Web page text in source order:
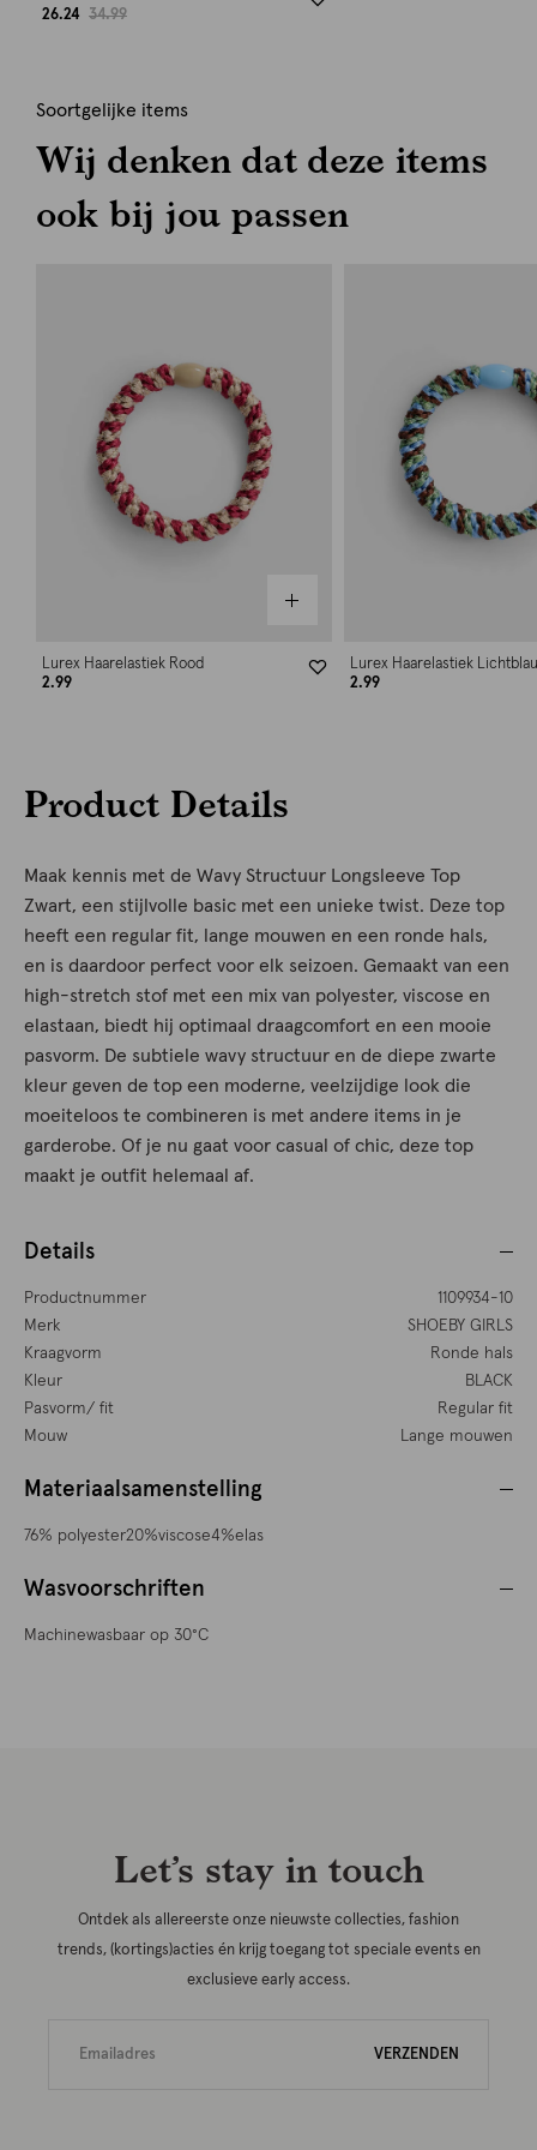
26.24
34.99
Soortgelijke items
Wij denken dat deze items
ook bij jou passen
Lurex Haarelastiek Rood
2.99
Lurex Haarelastiek
2.99
Product Details
Maak kennis met de Wavy Structuur Longsleeve Top
Zwart, een stijlvolle basic met een unieke twist. Deze top
heeft een regular fit, lange mouwen en een ronde hals,
en is daardoor perfect voor elk seizoen. Gemaakt van een
high-stretch stof met een mix van polyester, viscose en
elastaan, biedt hij optimaal draagcomfort en een mooie
pasvorm. De subtiele wavy structuur en de diepe zwarte
kleur geven de top een moderne, veelzijdige look die
moeiteloos te combineren is met andere items in je
garderobe. Of je nu gaat voor casual of chic, deze top
maakt je outfit helemaal af.
Details
Productnummer
1109934-10
Merk
SHOEBY GIRLS
Kraagvorm
Ronde hals
Kleur
BLACK
Pasvorm/ fit
Regular fit
Mouw
Lange mouwen
Materiaalsamenstelling
76% polyester20%viscose4%elas
Wasvoorschriften
Machinewasbaar op 30°C
Let’s stay in touch
Ontdek als allereerste onze nieuwste collecties, fashion
trends, (kortings)acties én krijg toegang tot speciale events en
exclusieve early access.
VERZENDEN